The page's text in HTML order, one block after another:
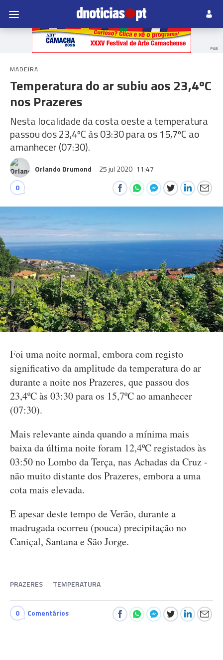
PUB
MADEIRA
Temperatura do ar subiu aos 23,4ºC
nos Prazeres
Nesta localidade da costa oeste a temperatura
passou dos 23,4ºC às 03:30 para os 15,7ºC ao
amanhecer (07:30).
Orlando Drumond 25 jul 2020 11:47
0
Foi uma noite normal, embora com registo
significativo da amplitude da temperatura do ar
durante a noite nos Prazeres, que passou dos
23,4ºC às 03:30 para os 15,7ºC ao amanhecer
(07:30).
Mais relevante ainda quando a mínima mais
baixa da última noite foram 12,4ºC registados às
03:50 no Lombo da Terça, nas Achadas da Cruz -
não muito distante dos Prazeres, embora a uma
cota mais elevada.
E apesar deste tempo de Verão, durante a
madrugada ocorreu (pouca) precipitação no
Caniçal, Santana e São Jorge.
PRAZERES TEMPERATURA
0 Comentários